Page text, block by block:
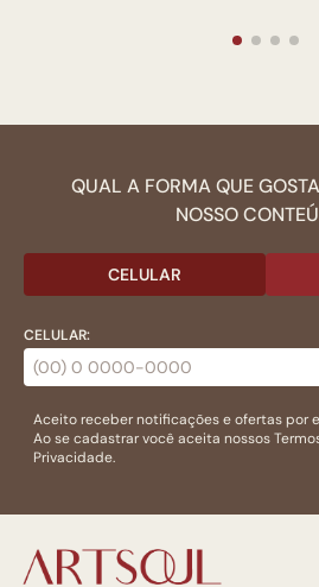
QUAL A FORMA QUE
NOSSO
CELULAR
CELULAR:
Aceito receber notificações e ofertas por
Ao se cadastrar você aceita nossos
Privacidade.